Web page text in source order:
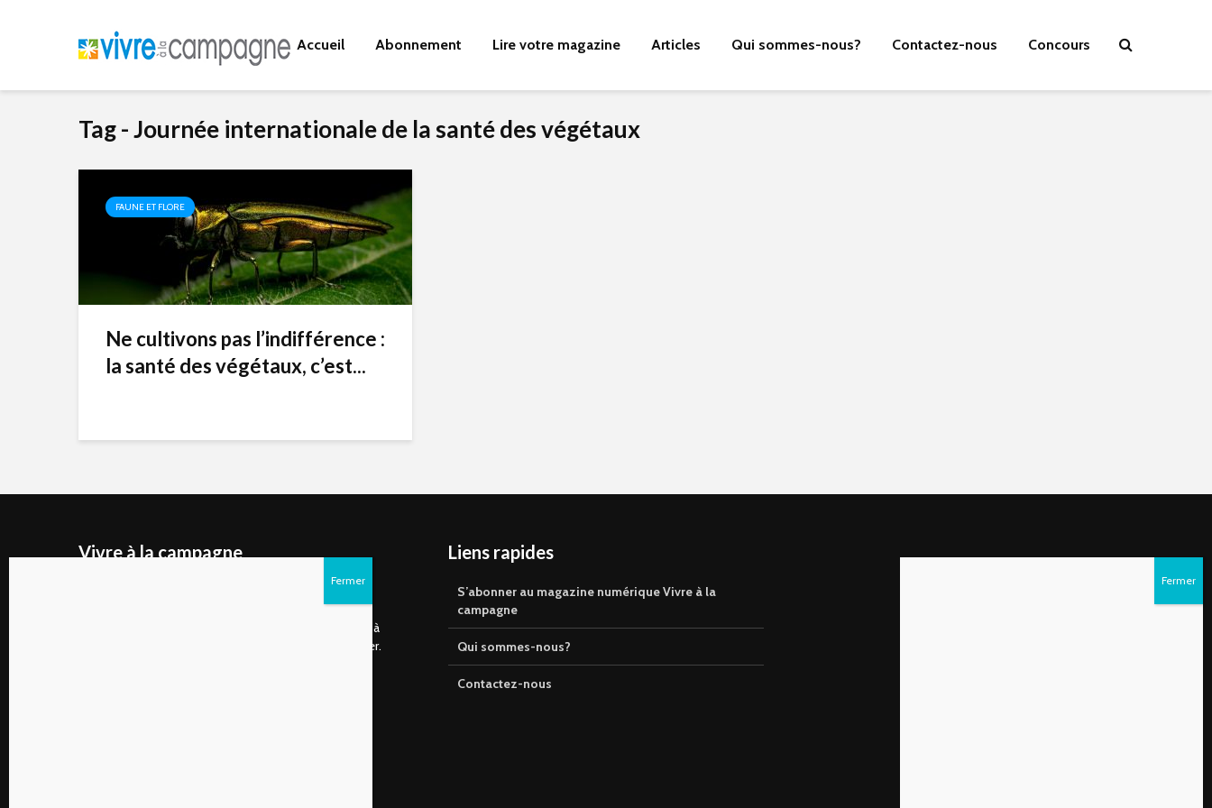
Accueil Abonnement Lire votre magazine Articles Qui sommes-nous? Contactez-nous Concours
Tag - Journée internationale de la santé des végétaux
FAUNE ET FLORE
Ne cultivons pas l’indifférence :
la santé des végétaux, c’est...
Vivre à la campagne
magazine numérique publié deux fois par année qui
s’adresse d’abord aux gens de plus en plus nombreux à
choisir de vivre à la campagne ou à rêver de s’y installer.
Liens rapides
S’abonner au magazine numérique Vivre à la
campagne
Qui sommes-nous?
Contactez-nous